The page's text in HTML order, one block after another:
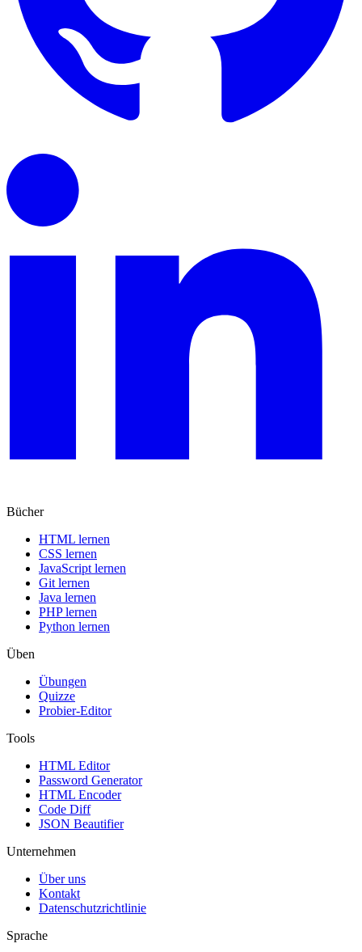
Bücher
HTML lernen
CSS lernen
JavaScript lernen
Git lernen
Java lernen
PHP lernen
Python lernen
Üben
Übungen
Quizze
Probier-Editor
Tools
HTML Editor
Password Generator
HTML Encoder
Code Diff
JSON Beautifier
Unternehmen
Über uns
Kontakt
Datenschutzrichtlinie
Sprache